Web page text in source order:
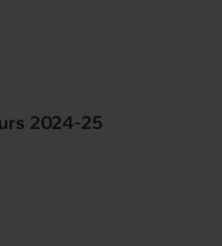
2024-25